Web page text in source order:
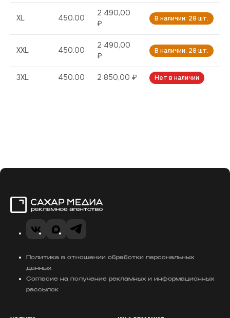
XL 450.00
2 490,00
₽
В наличии: 28 шт.
XXL 450.00
2 490,00
₽
В наличии: 28 шт.
3XL 450.00 2 850,00 ₽ Нет в наличии
VK Telegram
MAX
Политика в отношении обработки персональных
данных
Согласие на получение рекламных и информационных
рассылок